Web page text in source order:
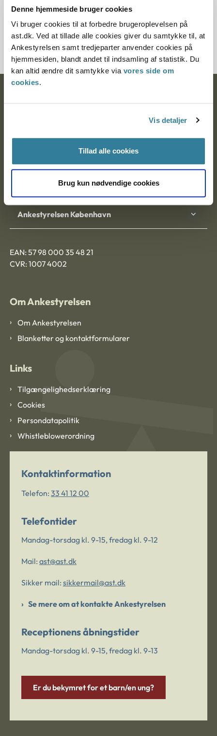
Denne hjemmeside bruger cookies
Vi bruger cookies til at forbedre brugeroplevelsen på
ast.dk. Ved at tillade alle cookies giver du samtykke til, at
Ankestyrelsen samt tredjeparter anvender cookies på
hjemmesiden, blandt andet til indsamling af statistik. Du
kan altid ændre dit samtykke via vores side om
cookies.
Vis detaljer
Tillad alle cookies
Brug kun nødvendige cookies
Ankestyrelsen vurderede ud fra de foreliggende
oplysninger, at de konkrete stillinger var omfattet af
chefbegrebet.
Se ny praksis
Nytorv 7, 2. sal
Ankestyrelsen Aalborg
Ankestyrelsen København
EAN: 57 98 000 35 48 21
CVR: 1007 4002
Om Ankestyrelsen
Om Ankestyrelsen
Blanketter og kontaktformularer
Links
Tilgængelighedserklæring
Cookies
Persondatapolitik
Whistleblowerordning
Kontaktinformation
Telefon: 33 41 12 00
Telefontider
Mandag-torsdag kl. 9-15, fredag kl. 9-12
Mail: ast@ast.dk
Sikker mail: sikkermail@ast.dk
Se mere om at kontakte Ankestyrelsen
Receptionens åbningstider
Mandag-torsdag kl. 9-15, fredag kl. 9-13
Er du bekymret for et barn/en ung?